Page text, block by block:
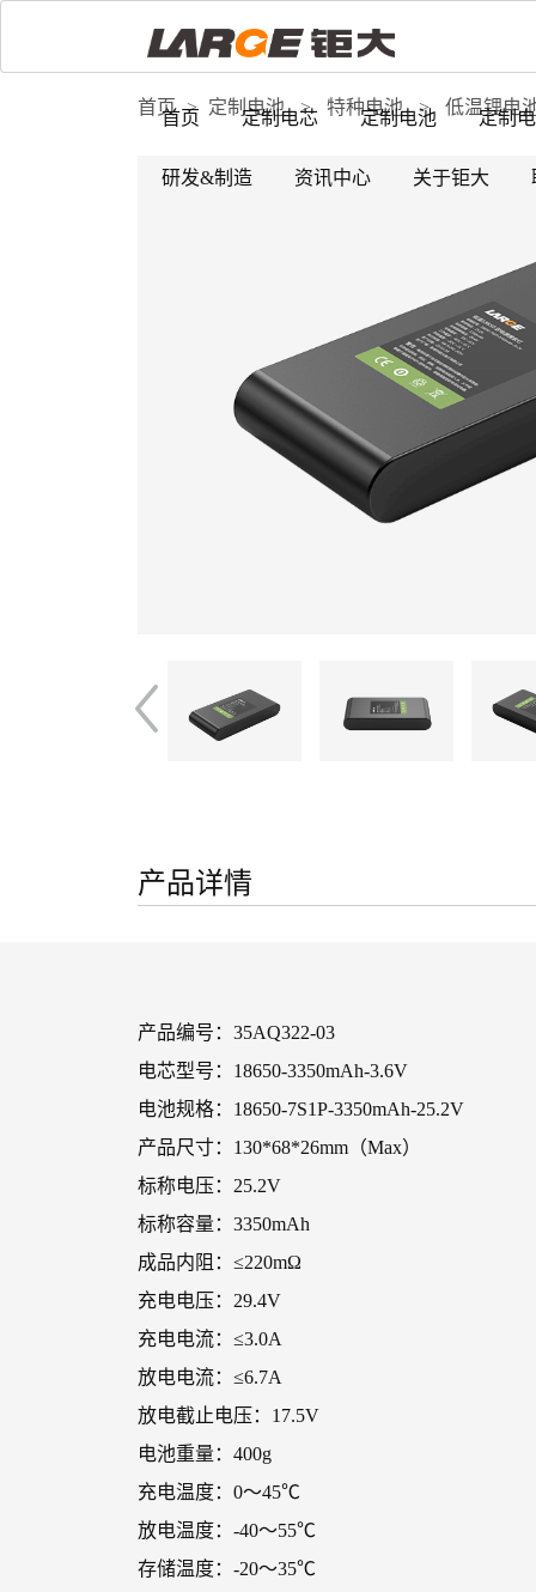
首页 定制电芯 定制电池 定制
研发&制造 资讯中心 关于钜大
首页 > 定制电池 > 特种电池 > 低温锂电
产品详情
产品编号：35AQ322-03
电芯型号：18650-3350mAh-3.6V
电池规格：18650-7S1P-3350mAh-25.2V
产品尺寸：130*68*26mm（Max）
标称电压：25.2V
标称容量：3350mAh
成品内阻：≤220mΩ
充电电压：29.4V
充电电流：≤3.0A
放电电流：≤6.7A
放电截止电压：17.5V
电池重量：400g
充电温度：0～45℃
放电温度：-40～55℃
存储温度：-20～35℃